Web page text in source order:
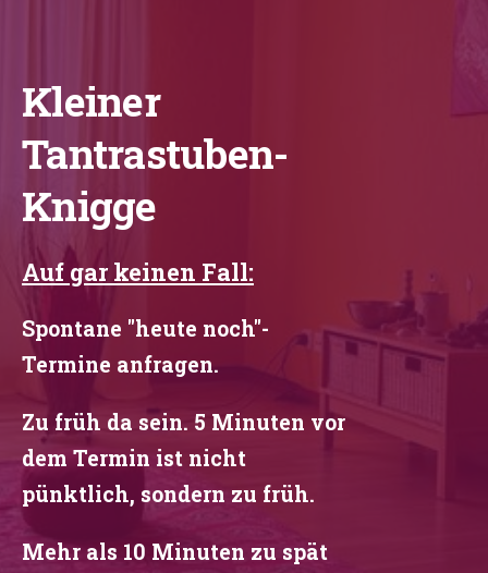
Kleiner
Tantrastuben-
Knigge
Auf gar keinen Fall:
Spontane "heute noch"-
Termine anfragen.
Zu früh da sein. 5 Minuten vor
dem Termin ist nicht
pünktlich, sondern zu früh.
Mehr als 10 Minuten zu spät